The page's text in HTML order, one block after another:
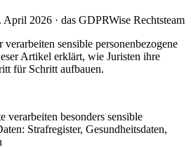
2026 · das GDPRWise Rechtsteam
sensible personenbezogene
Artikel erklärt, wie Juristen ihre
für Schritt aufbauen.
verarbeiten besonders sensible
Strafregister, Gesundheitsdaten,